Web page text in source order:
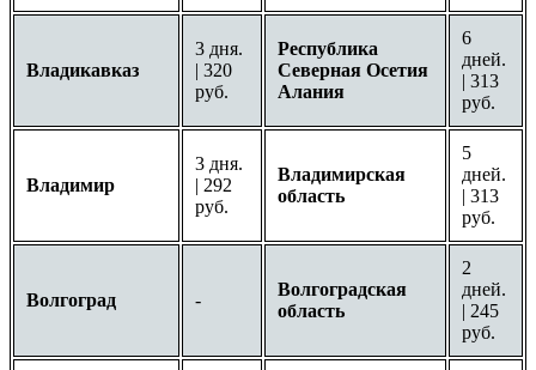
Владикавказ
3 дня.
| 320
руб.
Республика
Северная Осетия
Алания
6
дней.
| 313
руб.
Владимир
3 дня.
| 292
руб.
Владимирская
область
5
дней.
| 313
руб.
Волгоград -
Волгоградская
область
2
дней.
| 245
руб.